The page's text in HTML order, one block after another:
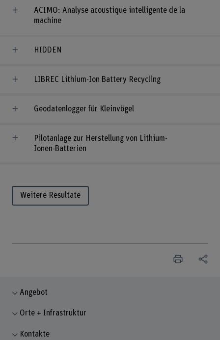
ACIMO: Analyse acoustique intelligente de la
machine
HIDDEN
LIBREC Lithium-Ion Battery Recycling
Geodatenlogger für Kleinvögel
Pilotanlage zur Herstellung von Lithium-
Ionen-Batterien
Weitere Resultate
Angebot
Orte + Infrastruktur
Kontakte